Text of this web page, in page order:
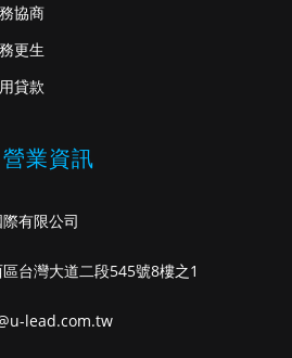
協商
更生
貸款
營業資訊
有限公司
台灣大道二段545號8樓之1
lead.com.tw